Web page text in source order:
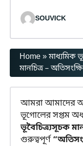
SOUVICK
Home»মাধ্যমিক
মানচিত্র –
আমরা আমাদের
ভূগোলের সপ্তম
ভূবৈচিত্র্যসূচক
গুরুত্বপূর্ণ